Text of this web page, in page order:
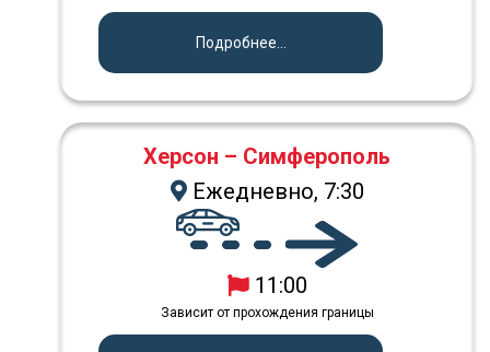
Подробнее...
Херсон – Симферополь
Ежедневно, 7:30
11:00
Зависит от прохождения границы